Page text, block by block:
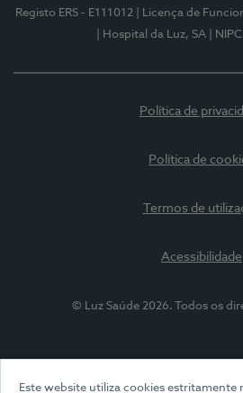
Este website utiliza cookies estritamente
Registo ERS - E111012
| Licença de
| Hospital da Luz, SA
|
Política de
Política de
Termos de
Acessibilidade
© Luz Saúde 2026. Todos os